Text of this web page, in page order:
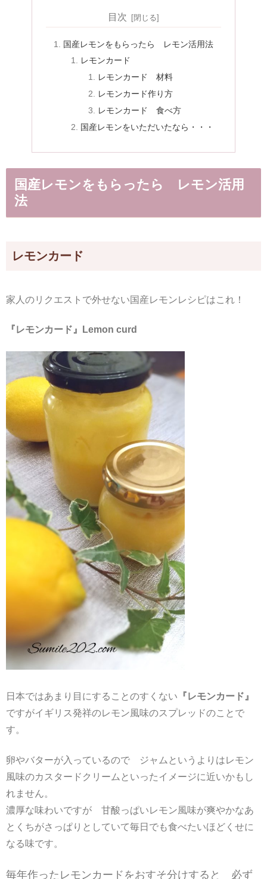
目次
国産レモンをもらったら レモン活用法
レモンカード
レモンカード 材料
レモンカード作り方
レモンカード 食べ方
国産レモンをいただいたなら・・・
国産レモンをもらったら レモン活用
法
レモンカード
家人のリクエストで外せない国産レモンレシピはこれ！
『レモンカード』Lemon curd
日本ではあまり目にすることのすくない 『レモンカード』
ですがイギリス発祥のレモン風味のスプレッドのことで
す。
卵やバターが入っているので ジャムというよりはレモン
風味のカスタードクリームといったイメージに近いかもし
れません。
濃厚な味わいですが 甘酸っぱいレモン風味が爽やかなあ
とくちがさっぱりとしていて毎日でも食べたいほどくせに
なる味です。
毎年作ったレモンカードをおすそ分けすると 必ず